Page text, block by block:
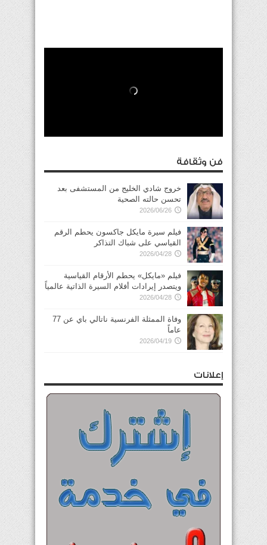
فن وثقافة
خروج شادي الخليج من المستشفى بعد
تحسن حالته الصحية
2026/06/26
فيلم سيرة مايكل جاكسون يحطم الرقم
القياسي على شباك التذاكر
2026/04/28
فيلم «مايكل» يحطم الأرقام القياسية
ويتصدر إيرادات أفلام السيرة الذاتية عالمياً
2026/04/28
وفاة الممثلة الفرنسية ناتالي باي عن 77
عاماً
2026/04/19
إعلانات